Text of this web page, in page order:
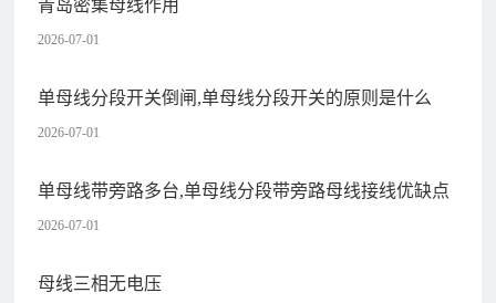
青岛密集母线作用
2026-07-01
单母线分段开关倒闸,单母线分段开关的原则是什么
2026-07-01
单母线带旁路多台,单母线分段带旁路母线接线优缺点
2026-07-01
母线三相无电压